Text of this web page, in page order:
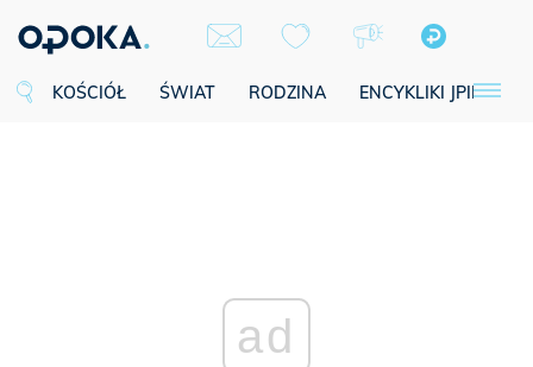
KOŚCIÓŁ ŚWIAT RODZINA ENCYKLIKI JPII
ad